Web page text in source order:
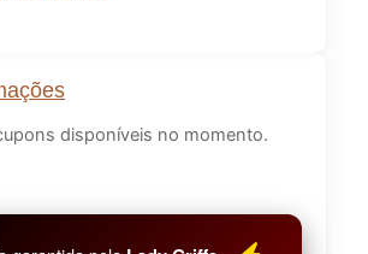
disponíveis no momento.